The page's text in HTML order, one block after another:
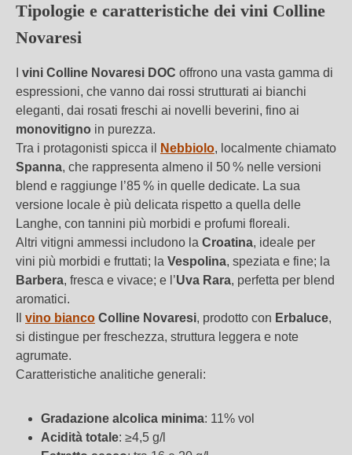
Tipologie e caratteristiche dei vini Colline
Novaresi
vini Colline Novaresi DOC offrono una vasta gamma di
espressioni, che vanno dai rossi strutturati ai bianchi
eleganti, dai rosati freschi ai novelli beverini, fino ai
monovitigno in purezza.
Tra i protagonisti spicca il
Nebbiolo, localmente chiamato
Spanna, che rappresenta almeno il 50 % nelle versioni
blend e raggiunge l’85 % in quelle dedicate. La sua
versione locale è più delicata rispetto a quella delle
Langhe, con tannini più morbidi e profumi floreali.
Altri vitigni ammessi includono la Croatina, ideale per
vini più morbidi e fruttati; la Vespolina, speziata e fine; la
Barbera, fresca e vivace; e l’Uva Rara, perfetta per blend
aromatici.
vino bianco Colline Novaresi, prodotto con Erbaluce,
si distingue per freschezza, struttura leggera e note
agrumate.
Caratteristiche analitiche generali:
Gradazione alcolica minima: 11% vol
Acidità totale: ≥4,5 g/lRicerca avanzata